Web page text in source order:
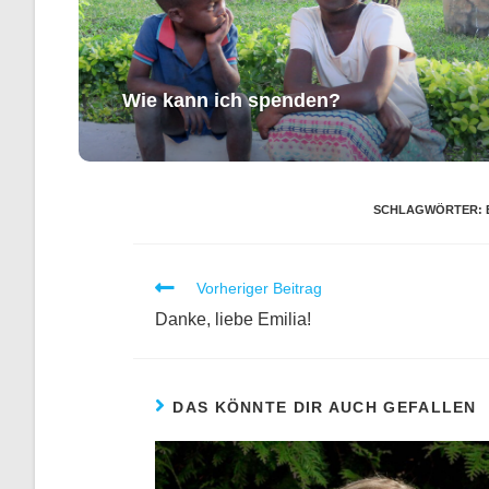
Wie kann ich spenden?
SCHLAGWÖRTER:
Vorheriger Beitrag
Danke, liebe Emilia!
DAS KÖNNTE DIR AUCH GEFALLEN